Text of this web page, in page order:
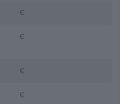
Є
Є
Є
Є